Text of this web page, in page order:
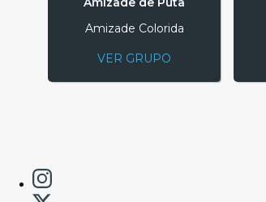
Amizade Colorida
VER GRUPO